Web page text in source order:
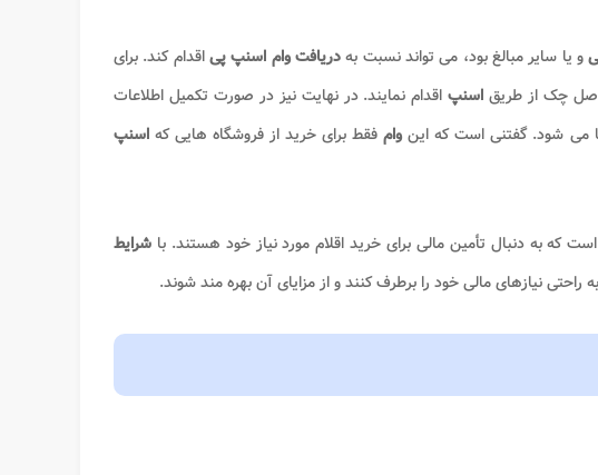
و یا سایر مبالغ بود، می تواند نسبت بهدریافت وام اسنپ پیاقدام کند. برای
چک از طریق اسنپ اقدام نمایند. در نهایت نیز در صورت تکمیل اطلاعات
می شود. گفتنی است که این وام فقط برای خرید از فروشگاه هایی که اسنپ
که به دنبال تأمین مالی برای خرید اقلام مورد نیاز خود هستند. با شرایط
راحتی نیازهای مالی خود را برطرف کنند و از مزایای آن بهره مند شوند.